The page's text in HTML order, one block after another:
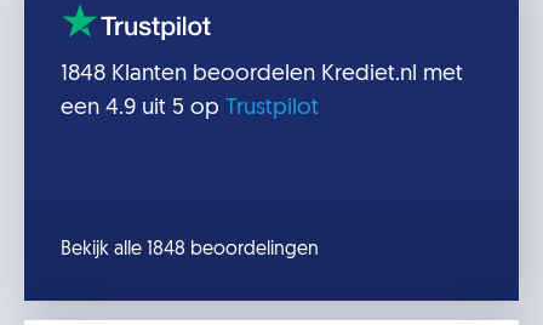
1848 Klanten beoordelen Krediet.nl met
een 4.9 uit 5 op Trustpilot
Bekijk alle 1848 beoordelingen